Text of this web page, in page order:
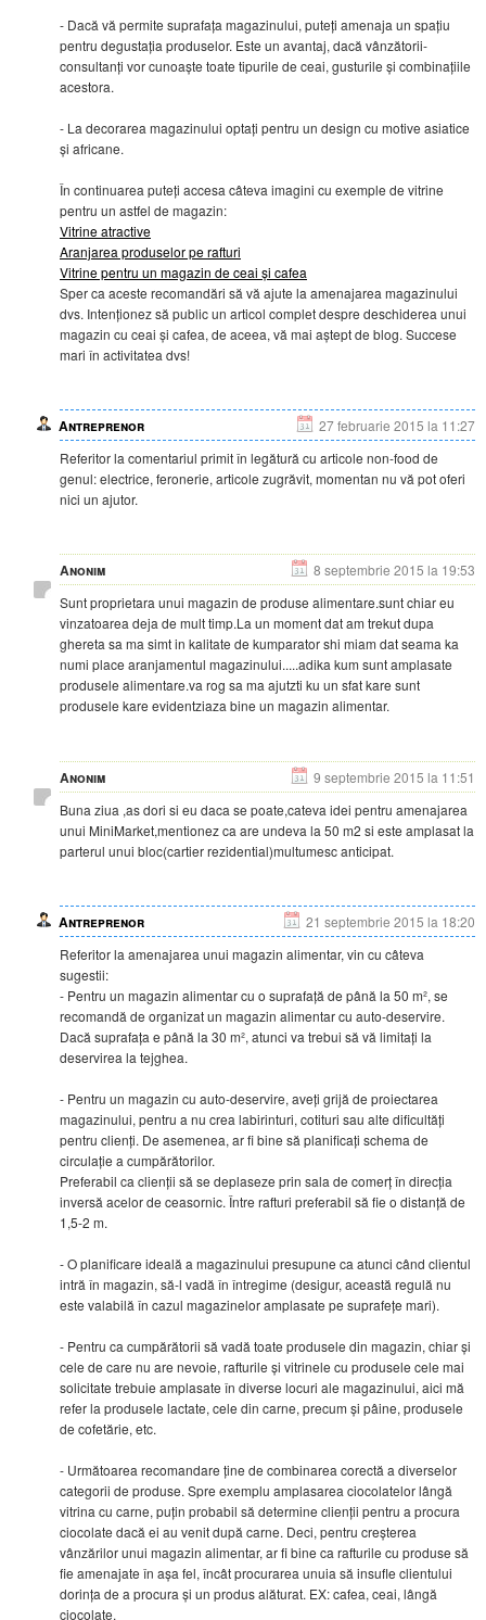
- Dacă vă permite suprafața magazinului, puteți amenaja un spațiu
pentru degustația produselor. Este un avantaj, dacă vânzătorii-
consultanți vor cunoaște toate tipurile de ceai, gusturile și combinațiile
acestora.
- La decorarea magazinului optați pentru un design cu motive asiatice
și africane.
În continuarea puteți accesa câteva imagini cu exemple de vitrine
pentru un astfel de magazin:
Vitrine atractive
Aranjarea produselor pe rafturi
Vitrine pentru un magazin de ceai și cafea
Sper ca aceste recomandări să vă ajute la amenajarea magazinului
dvs. Intenționez să public un articol complet despre deschiderea unui
magazin cu ceai și cafea, de aceea, vă mai aștept de blog. Succese
mari în activitatea dvs!
Antreprenor
27 februarie 2015 la 11:27
Referitor la comentariul primit în legătură cu articole non-food de
genul: electrice, feronerie, articole zugrăvit, momentan nu vă pot oferi
nici un ajutor.
Anonim
8 septembrie 2015 la 19:53
Sunt proprietara unui magazin de produse alimentare.sunt chiar eu
vinzatoarea deja de mult timp.La un moment dat am trekut dupa
ghereta sa ma simt in kalitate de kumparator shi miam dat seama ka
numi place aranjamentul magazinului.....adika kum sunt amplasate
produsele alimentare.va rog sa ma ajutzti ku un sfat kare sunt
produsele kare evidentziaza bine un magazin alimentar.
Anonim
9 septembrie 2015 la 11:51
Buna ziua ,as dori si eu daca se poate,cateva idei pentru amenajarea
unui MiniMarket,mentionez ca are undeva la 50 m2 si este amplasat la
parterul unui bloc(cartier rezidential)multumesc anticipat.
Antreprenor
21 septembrie 2015 la 18:20
Referitor la amenajarea unui magazin alimentar, vin cu câteva
sugestii:
- Pentru un magazin alimentar cu o suprafață de până la 50 m², se
recomandă de organizat un magazin alimentar cu auto-deservire.
Dacă suprafața e până la 30 m², atunci va trebui să vă limitați la
deservirea la tejghea.
- Pentru un magazin cu auto-deservire, aveți grijă de proiectarea
magazinului, pentru a nu crea labirinturi, cotituri sau alte dificultăți
pentru clienți. De asemenea, ar fi bine să planificați schema de
circulație a cumpărătorilor.
Preferabil ca clienții să se deplaseze prin sala de comerț în direcția
inversă acelor de ceasornic. Între rafturi preferabil să fie o distanță de
1,5-2 m.
- O planificare ideală a magazinului presupune ca atunci când clientul
intră în magazin, să-l vadă în întregime (desigur, această regulă nu
este valabilă în cazul magazinelor amplasate pe suprafețe mari).
- Pentru ca cumpărătorii să vadă toate produsele din magazin, chiar și
cele de care nu are nevoie, rafturile și vitrinele cu produsele cele mai
solicitate trebuie amplasate în diverse locuri ale magazinului, aici mă
refer la produsele lactate, cele din carne, precum și pâine, produsele
de cofetărie, etc.
- Următoarea recomandare ține de combinarea corectă a diverselor
categorii de produse. Spre exemplu amplasarea ciocolatelor lângă
vitrina cu carne, puțin probabil să determine clienții pentru a procura
ciocolate dacă ei au venit după carne. Deci, pentru creșterea
vânzărilor unui magazin alimentar, ar fi bine ca rafturile cu produse să
fie amenajate în așa fel, încât procurarea unuia să insufle clientului
dorința de a procura și un produs alăturat. EX: cafea, ceai, lângă
ciocolate.